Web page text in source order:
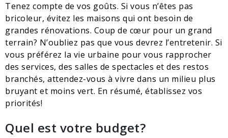
Tenez compte de vos goûts. Si vous n’êtes pas
bricoleur, évitez les maisons qui ont besoin de
grandes rénovations. Coup de cœur pour un grand
terrain? N’oubliez pas que vous devrez l’entretenir. Si
vous préférez la vie urbaine pour vous rapprocher
des services, des salles de spectacles et des restos
branchés, attendez-vous à vivre dans un milieu plus
bruyant et moins vert. En résumé, établissez vos
priorités!
Quel est votre budget?